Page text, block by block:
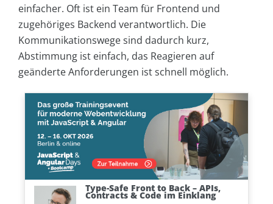
einfacher. Oft ist ein Team für Frontend und
zugehöriges Backend verantwortlich. Die
Kommunikationswege sind dadurch kurz,
Abstimmung ist einfach, das Reagieren auf
geänderte Anforderungen ist schnell möglich.